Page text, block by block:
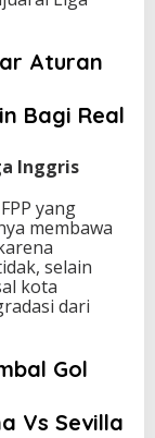
Aturan
Bagi Real
Inggris
yang
membawa
selain
kota
dari
Gol
Vs Sevilla